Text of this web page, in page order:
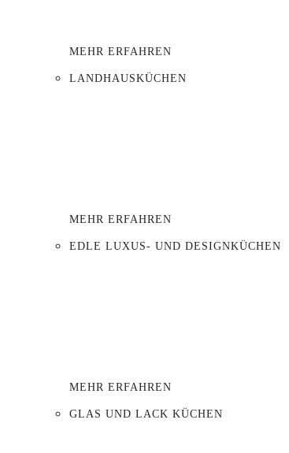
MEHR ERFAHREN
LANDHAUSKÜCHEN
MEHR ERFAHREN
EDLE LUXUS- UND DESIGNKÜCHEN
MEHR ERFAHREN
GLAS UND LACK KÜCHEN